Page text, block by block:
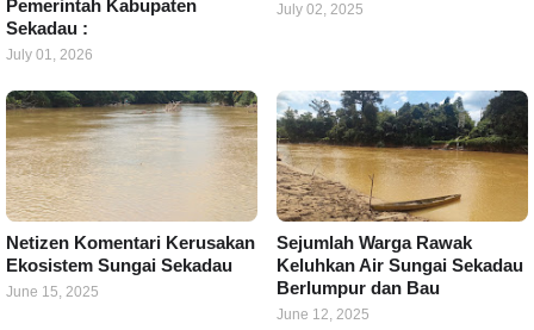
Pemerintah Kabupaten
Sekadau :
July 01, 2026
July 02, 2025
Netizen Komentari Kerusakan
Ekosistem Sungai Sekadau
June 15, 2025
Sejumlah Warga Rawak
Keluhkan Air Sungai Sekadau
Berlumpur dan Bau
June 12, 2025